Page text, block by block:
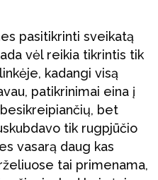
pasitikrinti sveikatą
vėl reikia tikrintis tik
kadangi visą
patikrinimai eina į
bet
tik rugpjūčio
vasarą daug kas
tai primenama,